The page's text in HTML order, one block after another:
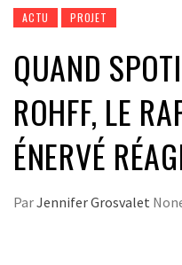
ACTU PROJET
QUAND
ROHFF, LE
ÉNERVÉ
ParJennifer Grosvalet